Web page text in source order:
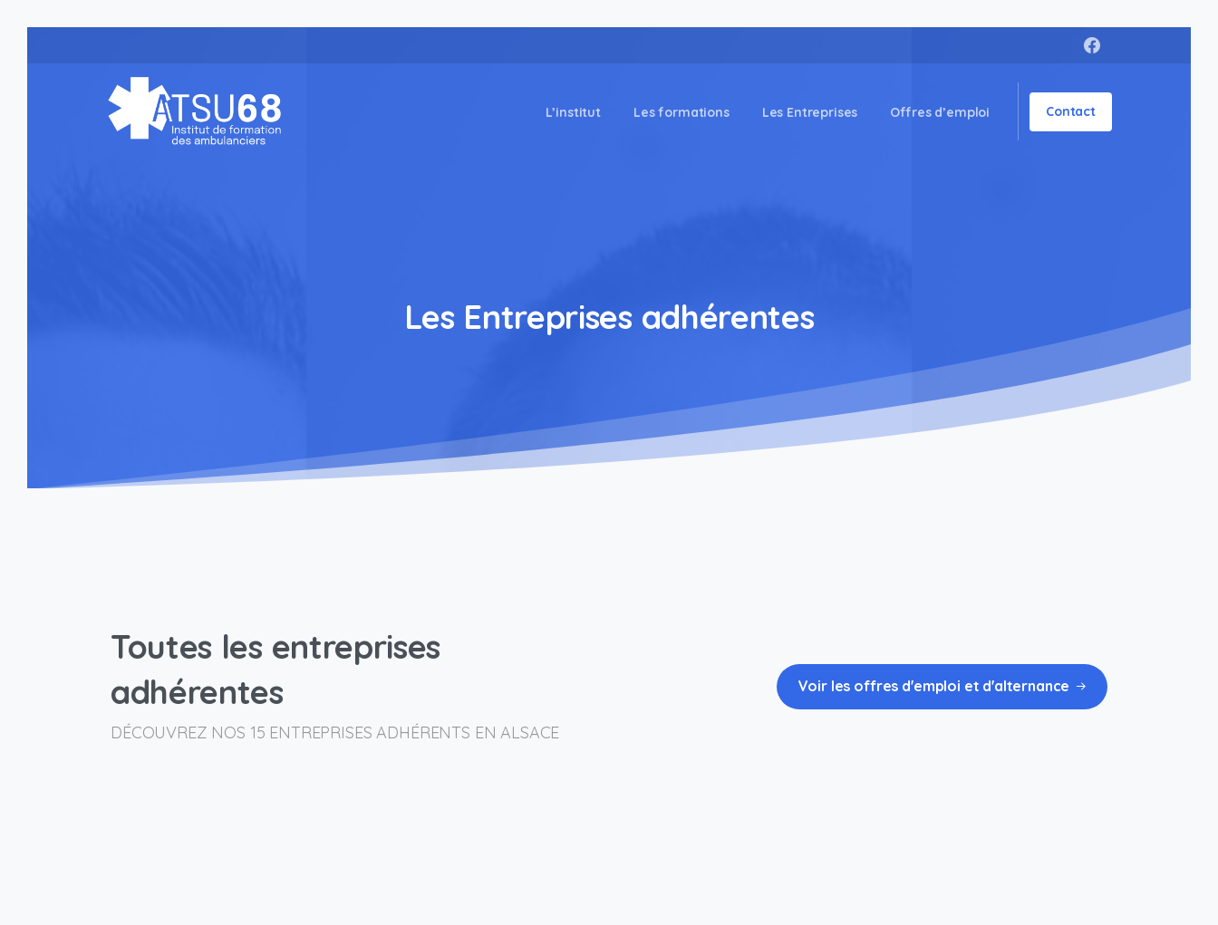
L’institut Les formations Les Entreprises Offres d’emploi Contact
Les Entreprises adhérentes
Toutes les entreprises
adhérentes
DÉCOUVREZ NOS 15 ENTREPRISES ADHÉRENTS EN ALSACE
Voir les offres d'emploi et d'alternance